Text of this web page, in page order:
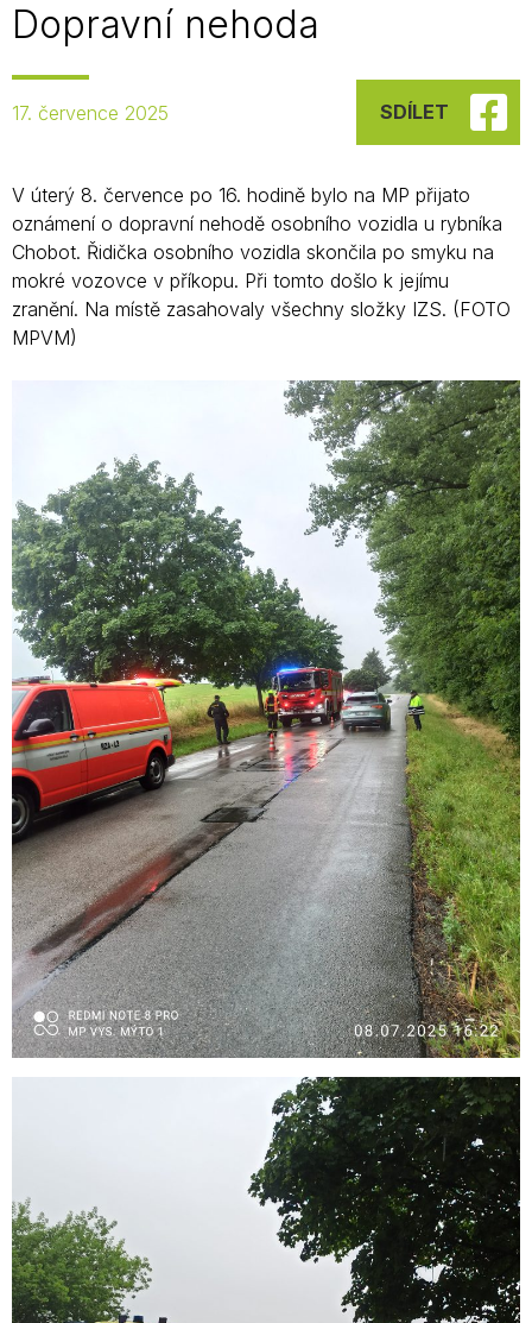
Dopravní nehoda
17. července 2025 SDÍLET
V úterý 8. července po 16. hodině bylo na MP přijato
oznámení o dopravní nehodě osobního vozidla u rybníka
Chobot. Řidička osobního vozidla skončila po smyku na
mokré vozovce v příkopu. Při tomto došlo k jejímu
zranění. Na místě zasahovaly všechny složky IZS. (FOTO
MPVM)